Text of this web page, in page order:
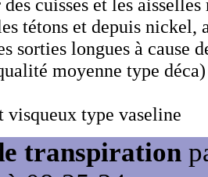
cuisses et les
tétons et depuis nickel,
sorties longues à cause
moyenne type déca)
visqueux type vaseline
transpiration